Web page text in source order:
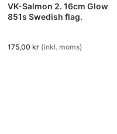
VK-Salmon 2. 16cm Glow
851s Swedish flag.
175,00kr (inkl. moms)